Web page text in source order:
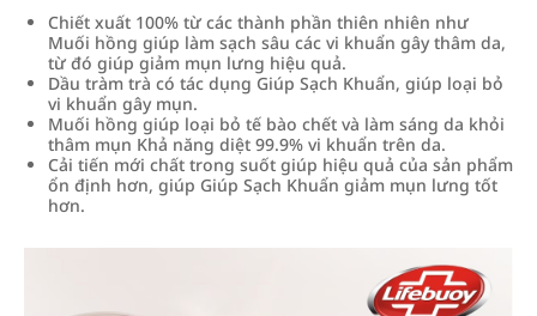
Chiết xuất 100% từ các thành phần thiên nhiên như
Muối hồng giúp làm sạch sâu các vi khuẩn gây thâm da,
từ đó giúp giảm mụn lưng hiệu quả.
Dầu tràm trà có tác dụng Giúp Sạch Khuẩn, giúp loại bỏ
vi khuẩn gây mụn.
Muối hồng giúp loại bỏ tế bào chết và làm sáng da khỏi
thâm mụn Khả năng diệt 99.9% vi khuẩn trên da.
Cải tiến mới chất trong suốt giúp hiệu quả của sản phẩm
ổn định hơn, giúp Giúp Sạch Khuẩn giảm mụn lưng tốt
hơn.